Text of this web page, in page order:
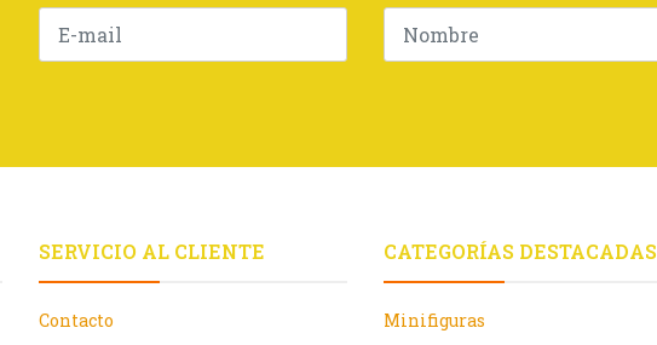
SERVICIO AL CLIENTE
Contacto
CATEGORÍAS DESTACADAS
Minifiguras